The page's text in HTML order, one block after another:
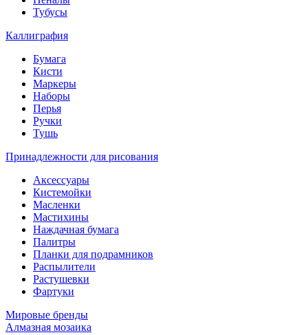
Тубусы
Каллиграфия
Бумага
Кисти
Маркеры
Наборы
Перья
Ручки
Тушь
Принадлежности для рисования
Аксессуары
Кистемойки
Масленки
Мастихины
Наждачная бумага
Палитры
Планки для подрамников
Распылители
Растушевки
Фартуки
Мировые бренды
Алмазная мозаика